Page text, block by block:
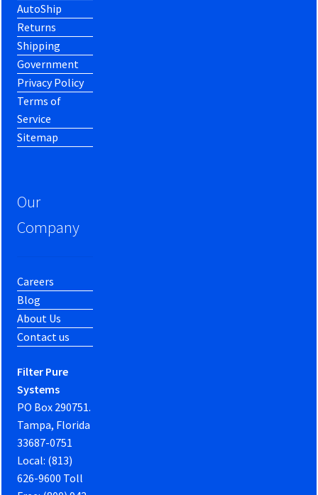
AutoShip
Returns
Shipping
Government
Privacy Policy
Terms of
Service
Sitemap
Our
Company
Careers
Blog
About Us
Contact us
Filter Pure
Systems
PO Box 290751.
Tampa, Florida
33687-0751
Local: (813)
626-9600 Toll